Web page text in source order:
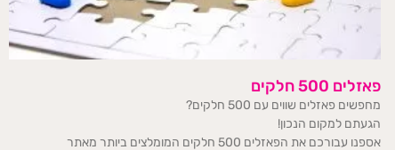
פאזלים 500 חלקים
מחפשים פאזלים שווים עם 500 חלקים?
הגעתם למקום הנכון!
אספנו עבורכם את הפאזלים 500 חלקים המומלצים ביותר מאתר